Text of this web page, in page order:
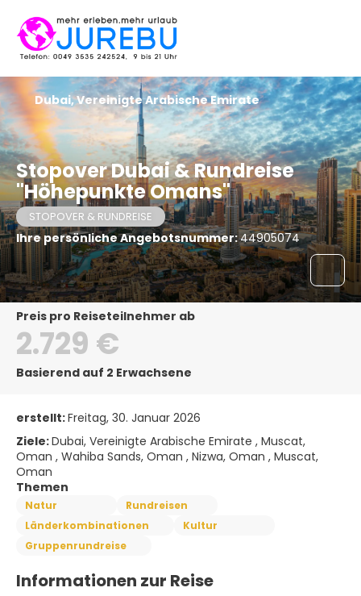
Stopover Dubai & Rundreise
"Höhepunkte Omans"
STOPOVER & RUNDREISE
Ihre persönliche Angebotsnummer:44905074
Dubai, Vereinigte Arabische Emirate
Preis pro Reiseteilnehmer ab
2.729 €
Basierend auf 2 Erwachsene
erstellt:Freitag, 30. Januar 2026
Ziele:Dubai, Vereinigte Arabische Emirate , Muscat,
Oman , Wahiba Sands, Oman , Nizwa, Oman , Muscat,
Oman
Themen
Natur
Rundreisen
Länderkombinationen
Kultur
Gruppenrundreise
Informationen zur Reise